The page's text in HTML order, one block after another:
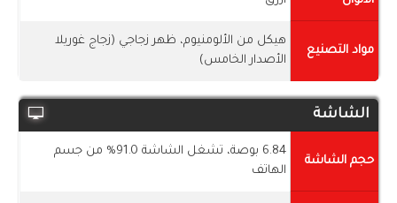
مواد التصنيع
هيكل من الألومنيوم، ظهر زجاجي (زجاج غوريلا
الأصدار الخامس)
الشاشة
حجم الشاشة
6.84 بوصة، تشغل الشاشة 91.0% من جسم
الهاتف